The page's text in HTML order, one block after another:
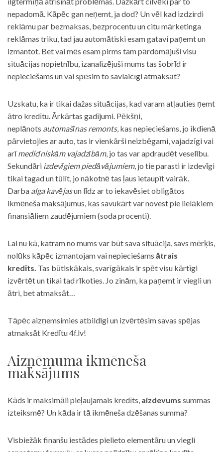
nepadomā. Kāpēc gan neņemt, ja dod? Un vēl kad izdzirdi
reklāmu par bezmaksas, bezprocentu un citu mārketinga
reklāmas triku, tad jau automātiski esam gatavi paņemt un
izmantot. Bet vai mēs esam pirms tam pārdomājuši visu
situācijas nopietnību, izanalizējuši mums tas šobrīd ir
nepieciešams un vai spēsim to savlaicīgi atmaksāt?
Uzskatu, ka ir tikai dažas situācijas, kad varam atļauties ņemt
ātro kredītu. Ārkārtas gadījumi. Pēkšņi,
neplānots automašīnas remonts, kas nepieciešams, jo ikdienā
pārvietojies ar auto, tas ir vienkārši neizbēgami, vajadzīgi vai
arīmedicīniskām vajadzībām, jo tas var apdraudēt veselību.
Sekundāri izdevīgiem piedāvājumiem, jo tie parasti ir izdevīgi
tikai tagad un tūlīt, jo nākotnē tas ļaus ietaupīt vairāk.
Darba alga kavējasun līdz ar to iekavēsiet obligātos
ikmēneša maksājumus, kas savukārt var novest pie lielākiem
finansiāliem zaudējumiem (soda procenti).
Lai nu kā, katram no mums var būt sava situācija, savs mērķis,
nolūks kāpēc izmantojam vai nepieciešams ātrais
kredīts. Tas būtiskākais, svarīgākais ir spēt visu kārtīgi
izvērtēt un tikai tad rīkoties. Jo zinām, ka paņemt ir viegli un
ātri, bet atmaksāt…
Tāpēc aizņemsimies atbildīgi un izvērtēsim savas spējas
atmaksāt Kredītu 4f.lv!
Aizņēmuma ikmēneša
maksājums
Kāds ir maksimāli pieļaujamais kredīts, aizdevums summas
izteiksmē? Un kāda ir tā ikmēneša dzēšanas summa?
Visbiežāk finanšu iestādes pielieto elementāru un viegli